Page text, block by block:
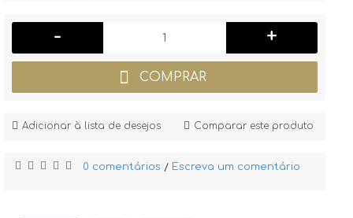
- +
COMPRAR
Adicionar à lista de desejos Comparar este produto
0 comentários / Escreva um comentário